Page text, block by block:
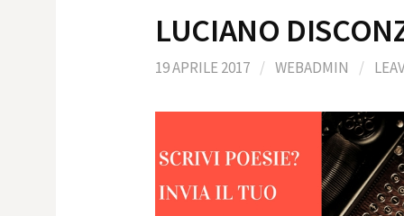
LUCIANO
19 APRILE 2017 / WEBADMIN /